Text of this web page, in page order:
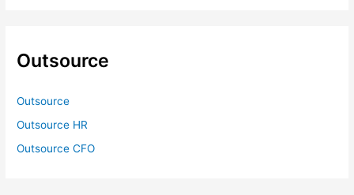
Outsource
Outsource
Outsource HR
Outsource CFO